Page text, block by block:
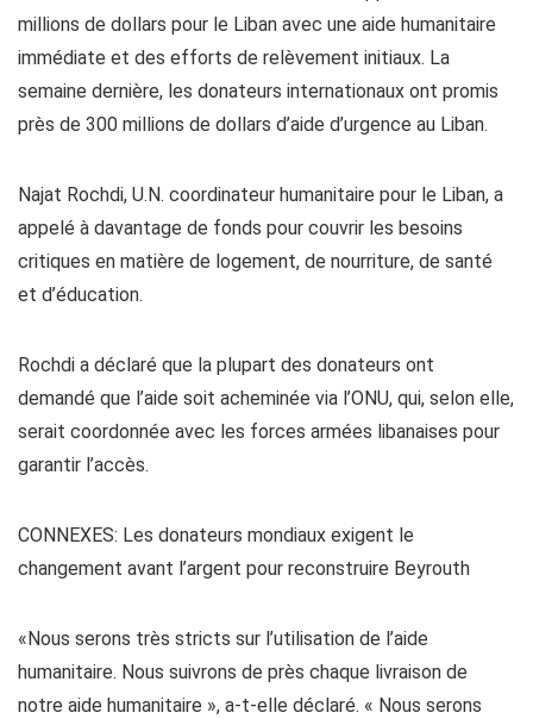
millions de dollars pour le Liban avec une aide humanitaire
immédiate et des efforts de relèvement initiaux. La
semaine dernière, les donateurs internationaux ont promis
près de 300 millions de dollars d’aide d’urgence au Liban.
Najat Rochdi, U.N. coordinateur humanitaire pour le Liban, a
appelé à davantage de fonds pour couvrir les besoins
critiques en matière de logement, de nourriture, de santé
et d’éducation.
Rochdi a déclaré que la plupart des donateurs ont
demandé que l’aide soit acheminée via l’ONU, qui, selon elle,
serait coordonnée avec les forces armées libanaises pour
garantir l’accès.
CONNEXES: Les donateurs mondiaux exigent le
changement avant l’argent pour reconstruire Beyrouth
«Nous serons très stricts sur l’utilisation de l’aide
humanitaire. Nous suivrons de près chaque livraison de
notre aide humanitaire », a-t-elle déclaré. « Nous serons